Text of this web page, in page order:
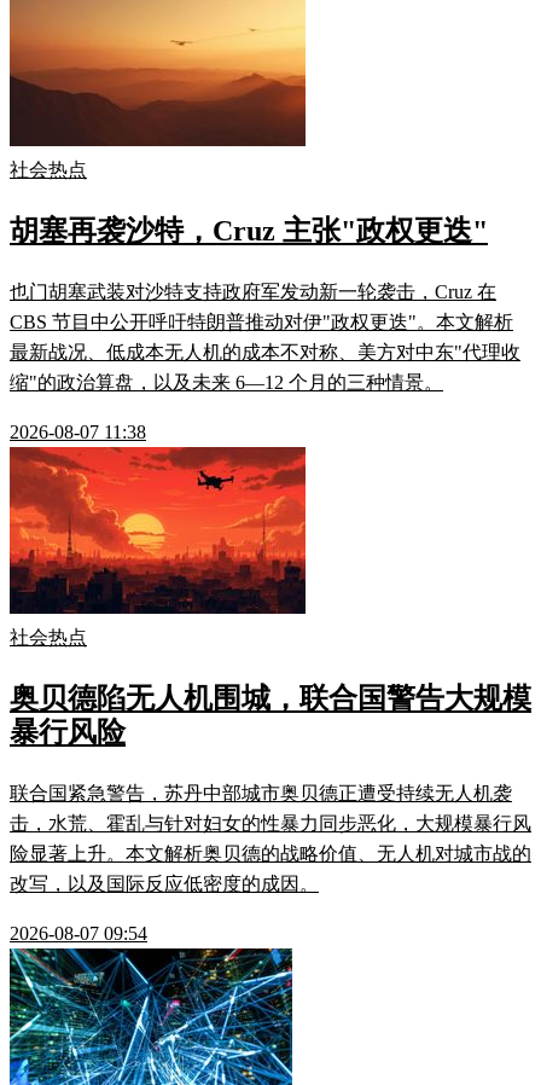
社会热点
胡塞再袭沙特，Cruz 主张"政权更迭"
也门胡塞武装对沙特支持政府军发动新一轮袭击，Cruz 在
CBS 节目中公开呼吁特朗普推动对伊"政权更迭"。本文解析
最新战况、低成本无人机的成本不对称、美方对中东"代理收
缩"的政治算盘，以及未来 6—12 个月的三种情景。
2026-08-07 11:38
社会热点
奥贝德陷无人机围城，联合国警告大规模
暴行风险
联合国紧急警告，苏丹中部城市奥贝德正遭受持续无人机袭
击，水荒、霍乱与针对妇女的性暴力同步恶化，大规模暴行风
险显著上升。本文解析奥贝德的战略价值、无人机对城市战的
改写，以及国际反应低密度的成因。
2026-08-07 09:54